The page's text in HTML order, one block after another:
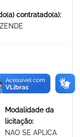
contratado(a):
Modalidade da
licitação:
NAO SE APLICA